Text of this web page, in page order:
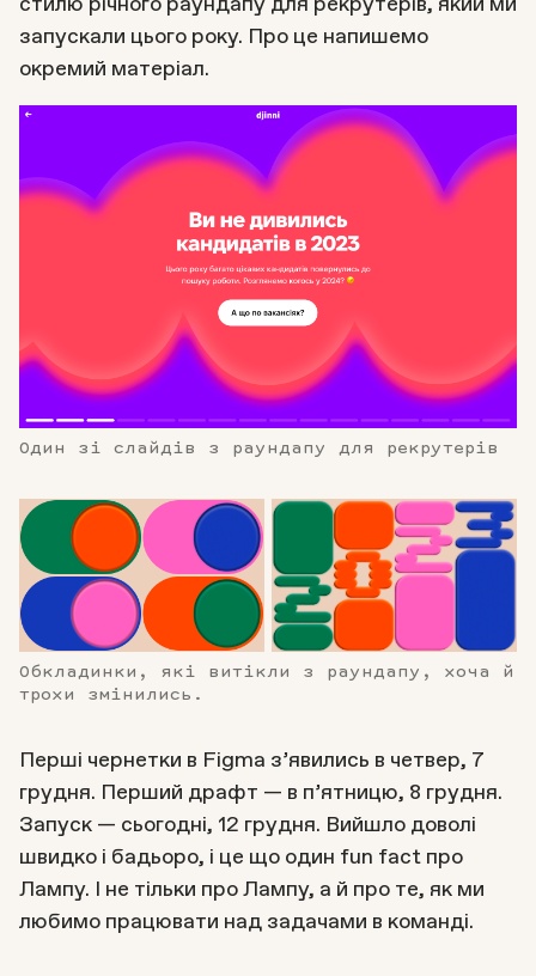
запускали цього року. Про це напишемо
окремий матеріал.
Один зі слайдів з раундапу для рекрутерів
Обкладинки, які витікли з раундапу, хоча й
трохи змінились.
Перші чернетки в Figma з’явились в четвер, 7
грудня. Перший драфт — в п’ятницю, 8 грудня.
Запуск — сьогодні, 12 грудня. Вийшло доволі
швидко і бадьоро, і це що один fun fact про
Лампу. І не тільки про Лампу, а й про те, як ми
любимо працювати над задачами в команді.